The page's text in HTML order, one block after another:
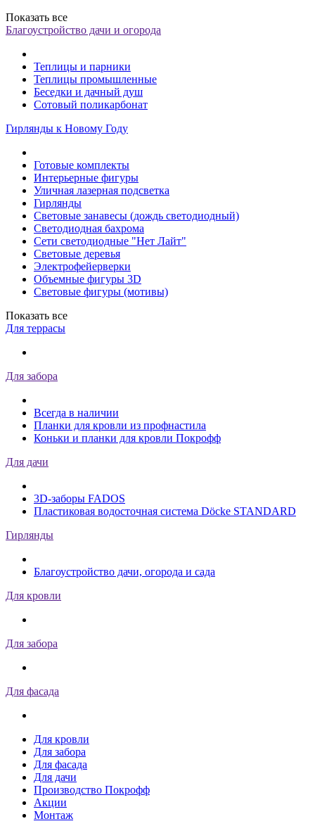
Показать все
Благоустройство дачи и огорода
Теплицы и парники
Теплицы промышленные
Беседки и дачный душ
Сотовый поликарбонат
Гирлянды к Новому Году
Готовые комплекты
Интерьерные фигуры
Уличная лазерная подсветка
Гирлянды
Световые занавесы (дождь светодиодный)
Светодиодная бахрома
Сети светодиодные "Нет Лайт"
Световые деревья
Электрофейерверки
Объемные фигуры 3D
Световые фигуры (мотивы)
Показать все
Для террасы
Для забора
Всегда в наличии
Планки для кровли из профнастила
Коньки и планки для кровли Покрофф
Для дачи
3D-заборы FADOS
Пластиковая водосточная система Döcke STANDARD
Гирлянды
Благоустройство дачи, огорода и сада
Для кровли
Для забора
Для фасада
Для кровли
Для забора
Для фасада
Для дачи
Производство Покрофф
Акции
Монтаж